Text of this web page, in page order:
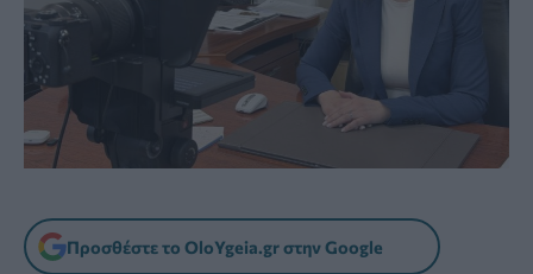
Προσθέστε το OloYgeia.gr στην Google